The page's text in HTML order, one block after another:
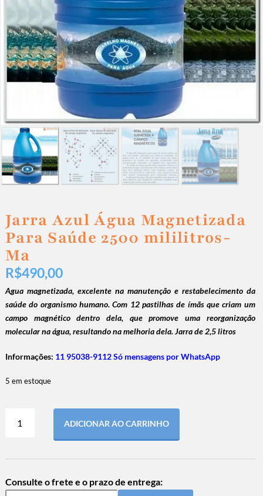
Jarra Azul Água Magnetizada
Para Saúde 2500 mililitros-
Ma
R$490,00
Agua magnetizada, excelente na manutenção e restabelecimento da
saúde do organismo humano.Com 12 pastilhas de ímãs que criam um
campo magnético dentro dela, que promove uma reorganização
molecular na água, resultando na melhoria dela. Jarra de 2,5 litros
Informações: 11 95038-9112 Só mensagens por WhatsApp
5 em estoque
ADICIONAR AO CARRINHO
Consulte o frete e o prazo de entrega: